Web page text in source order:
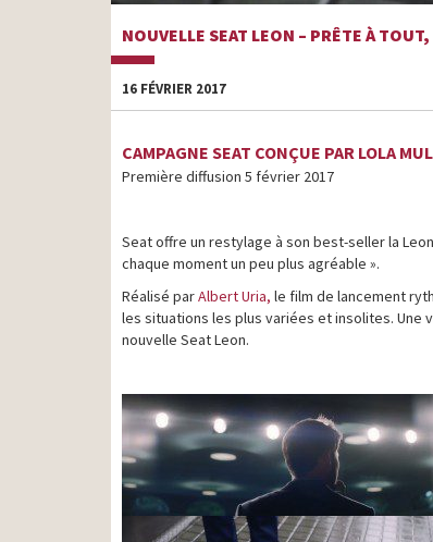
NOUVELLE SEAT LEON – PRÊTE À
16 FÉVRIER 2017
CAMPAGNE SEAT CONÇUE PAR LOLA
Première diffusion 5 février 2017
Seat offre un restylage à son best-seller la
chaque moment un peu plus agréable ».
Réalisé parAlbert Uria, le film de lancement
les situations les plus variées et insolites. Une
nouvelle Seat Leon.